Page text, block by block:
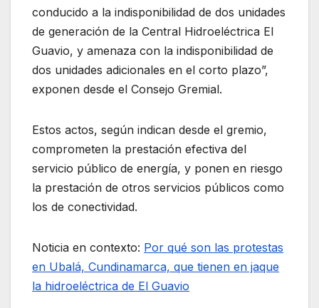
conducido a la indisponibilidad de dos unidades
de generación de la Central Hidroeléctrica El
Guavio, y amenaza con la indisponibilidad de
dos unidades adicionales en el corto plazo”,
exponen desde el Consejo Gremial.
Estos actos, según indican desde el gremio,
comprometen la prestación efectiva del
servicio público de energía, y ponen en riesgo
la prestación de otros servicios públicos como
los de conectividad.
Noticia en contexto: Por qué son las protestas
en Ubalá, Cundinamarca, que tienen en jaque
la hidroeléctrica de El Guavio